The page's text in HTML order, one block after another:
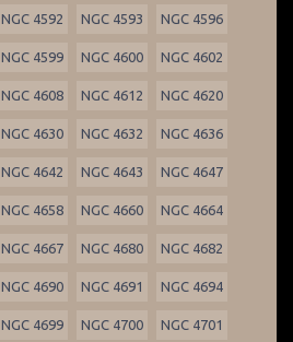
NGC 4592 NGC 4593 NGC 4596
NGC 4599 NGC 4600 NGC 4602
NGC 4608 NGC 4612 NGC 4620
NGC 4630 NGC 4632 NGC 4636
NGC 4642 NGC 4643 NGC 4647
NGC 4658 NGC 4660 NGC 4664
NGC 4667 NGC 4680 NGC 4682
NGC 4690 NGC 4691 NGC 4694
NGC 4699 NGC 4700 NGC 4701